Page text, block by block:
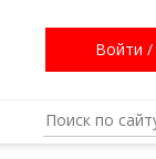
Войти /